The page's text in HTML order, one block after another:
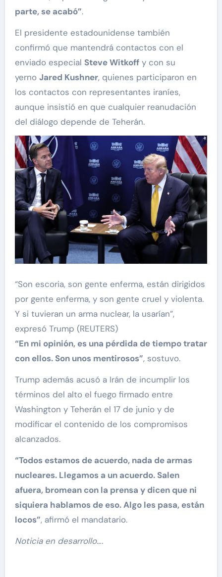
parte, se acabó”.
El presidente estadounidense también
confirmó que mantendrá contactos con el
enviado especial Steve Witkoffy con su
yerno Jared Kushner, quienes participaron en
los contactos con representantes iraníes,
aunque insistió en que cualquier reanudación
del diálogo depende de Teherán.
“Son escoria, son gente enferma, están dirigidos
por gente enferma, y son gente cruel y violenta.
Y si tuvieran un arma nuclear, la usarían”,
expresó Trump (REUTERS)
“En mi opinión, es una pérdida de tiempo tratar
con ellos. Son unos mentirosos”, sostuvo.
Trump además acusó a Irán de incumplir los
términos del alto el fuego firmado entre
Washington y Teherán el 17 de junio y de
modificar el contenido de los compromisos
alcanzados.
“Todos estamos de acuerdo, nada de armas
nucleares. Llegamos a un acuerdo. Salen
afuera, bromean con la prensa y dicen que ni
siquiera hablamos de eso. Algo les pasa, están
locos”, afirmó el mandatario.
Noticia en desarrollo….